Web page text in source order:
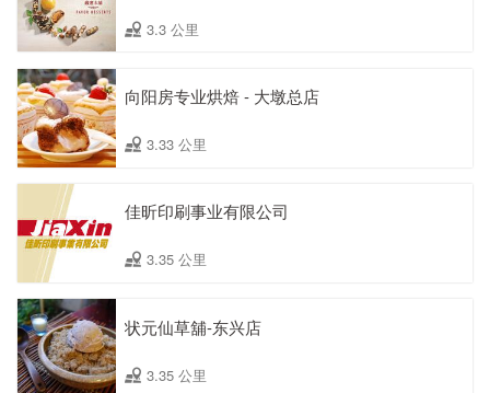
3.3 公里
向阳房专业烘焙 - 大墩总店
3.33 公里
佳昕印刷事业有限公司
3.35 公里
状元仙草舖-东兴店
3.35 公里